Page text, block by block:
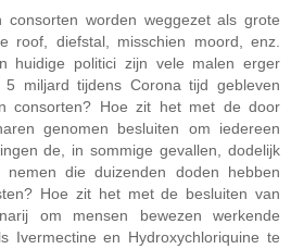
consorten worden weggezet als grote
roof, diefstal, misschien moord, enz.
huidige politici zijn vele malen erger
miljard tijdens Corona tijd gebleven
consorten? Hoe zit het met de door
genomen besluiten om iedereen
de, in sommige gevallen, dodelijk
die duizenden doden hebben
Hoe zit het met de besluiten van
om mensen bewezen werkende
Ivermectine en Hydroxychloriquine te